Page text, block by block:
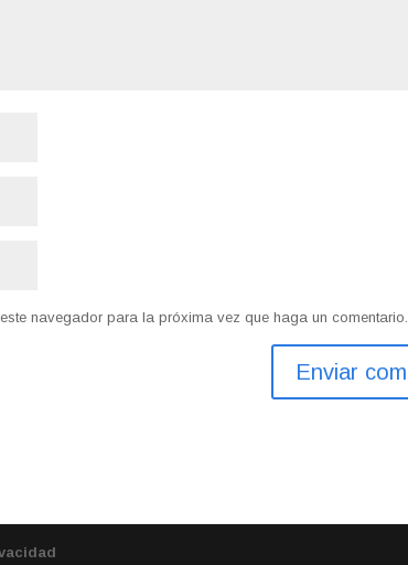
navegador para la próxima vez que haga un comentario.